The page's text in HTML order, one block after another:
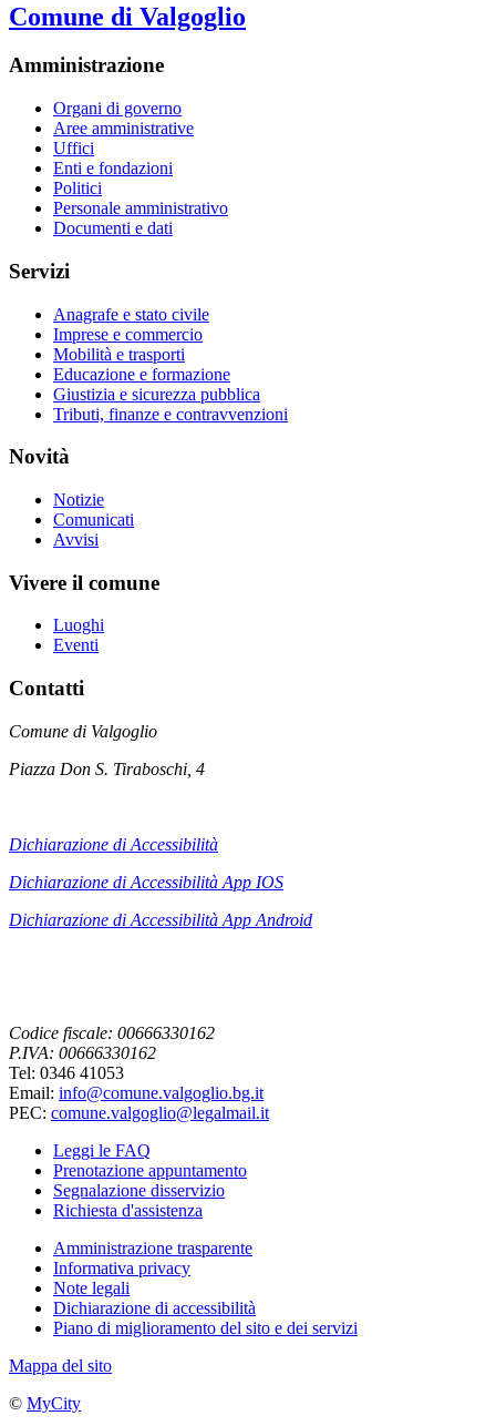
Comune di Valgoglio
Amministrazione
Organi di governo
Aree amministrative
Uffici
Enti e fondazioni
Politici
Personale amministrativo
Documenti e dati
Servizi
Anagrafe e stato civile
Imprese e commercio
Mobilità e trasporti
Educazione e formazione
Giustizia e sicurezza pubblica
Tributi, finanze e contravvenzioni
Novità
Notizie
Comunicati
Avvisi
Vivere il comune
Luoghi
Eventi
Contatti
Comune di Valgoglio
Piazza Don S. Tiraboschi, 4
Dichiarazione di Accessibilità
Dichiarazione di Accessibilità App IOS
Dichiarazione di Accessibilità App Android
Codice fiscale: 00666330162
P.IVA: 00666330162
Tel: 0346 41053
Email: info@comune.valgoglio.bg.it
PEC: comune.valgoglio@legalmail.it
Leggi le FAQ
Prenotazione appuntamento
Segnalazione disservizio
Richiesta d'assistenza
Amministrazione trasparente
Informativa privacy
Note legali
Dichiarazione di accessibilità
Piano di miglioramento del sito e dei servizi
Mappa del sito
© MyCity